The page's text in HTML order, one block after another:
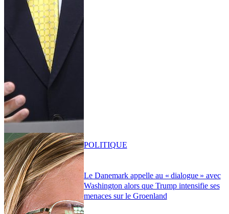
Le Danemark appelle au « dialogue » avec
Washington alors que Trump intensifie ses
menaces sur le Groenland
POLITIQUE